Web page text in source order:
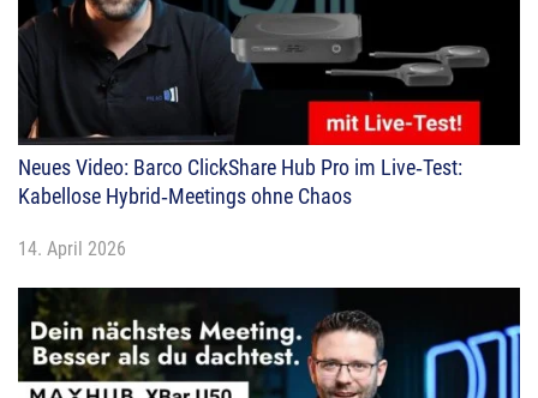
Neues Video: Barco ClickShare Hub Pro im Live‑Test:
Kabellose Hybrid‑Meetings ohne Chaos
14. April 2026